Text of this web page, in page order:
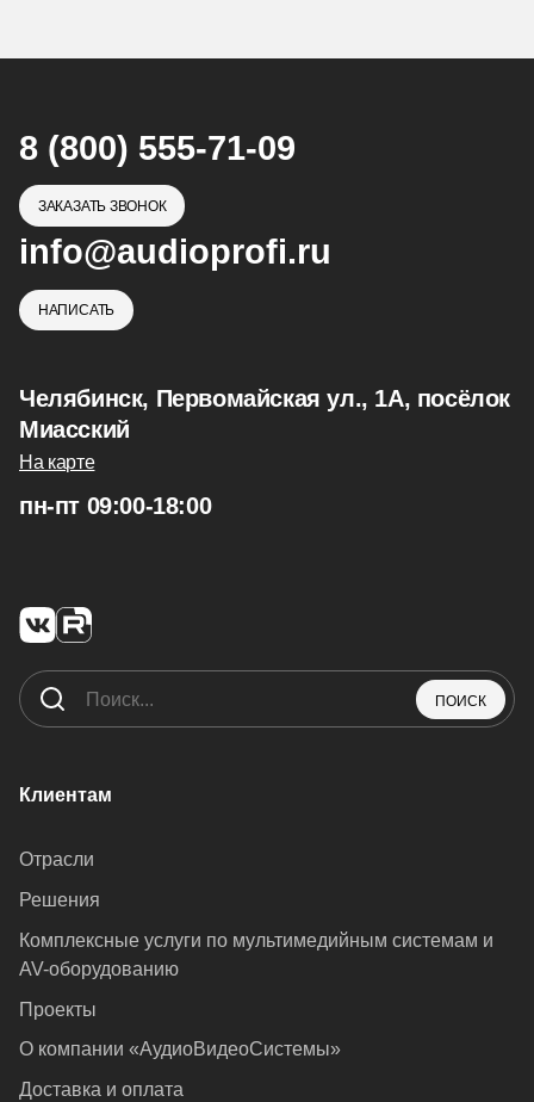
8 (800) 555-71-09
ЗАКАЗАТЬ ЗВОНОК
info@audioprofi.ru
НАПИСАТЬ
Челябинск, Первомайская ул., 1А, посёлок
Миасский
На карте
пн-пт 09:00-18:00
ПОИСК
Клиентам
Отрасли
Решения
Комплексные услуги по мультимедийным системам и
AV-оборудованию
Проекты
О компании «АудиоВидеоСистемы»
Доставка и оплата